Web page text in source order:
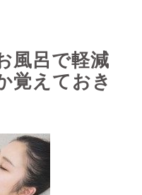
風呂で軽減
覚えておき